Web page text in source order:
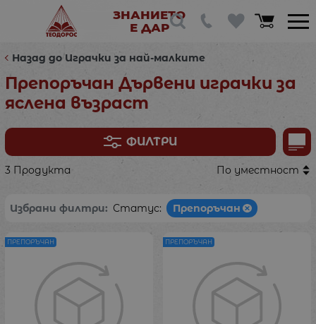
ЗНАНИЕТО
Е ДАР
Назад до Играчки за най-малките
Препоръчан Дървени играчки за
яслена възраст
ФИЛТРИ
3 Продукта По уместност
Избрани филтри: Статус: Препоръчан
ПРЕПОРЪЧАН ПРЕПОРЪЧАН